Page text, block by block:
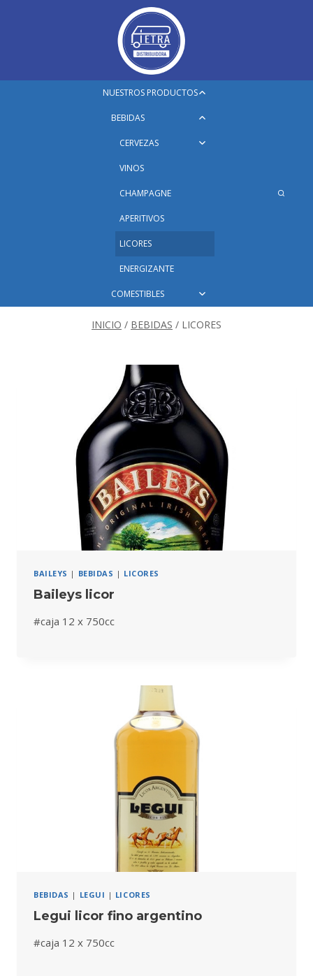
NUESTROS PRODUCTOS
BEBIDAS
CERVEZAS
VINOS
CHAMPAGNE
APERITIVOS
LICORES
ENERGIZANTE
COMESTIBLES
el
menú
INICIO / BEBIDAS / LICORES
BAILEYS | BEBIDAS | LICORES
Baileys licor
#caja 12 x 750cc
BEBIDAS | LEGUI | LICORES
Legui licor fino argentino
#caja 12 x 750cc